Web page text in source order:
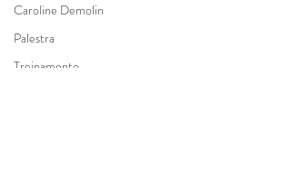
Caroline Demolin
Palestra
Treinamento